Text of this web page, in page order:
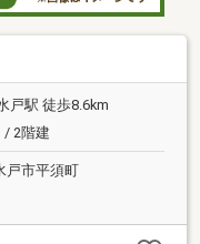
戸駅 徒歩8.6km
/ 2階建
戸市平須町